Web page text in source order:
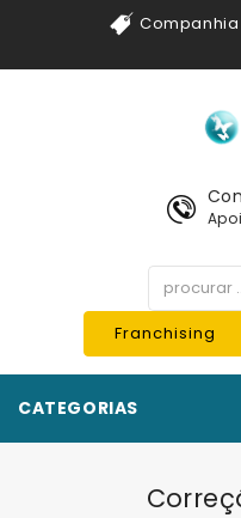
Companhia
Franchising
CATEGORIAS